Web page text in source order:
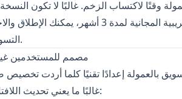
نتائج حقيقية. مع النسخة التجريبية
التسويق بالعمولة الخاص بك قبل الالتزام.
8) مصمم للمستخدمين
بالعمولة إعدادًا تقنيًا كلما أردت
غالبًا ما يعني تحديث اللافتات أو تغيير النص أو تعديل التخطيط: